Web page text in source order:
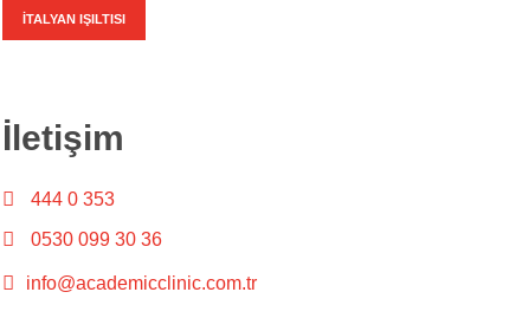
İTALYAN IŞILTISI
İletişim
444 0 353
0530 099 30 36
info@academicclinic.com.tr